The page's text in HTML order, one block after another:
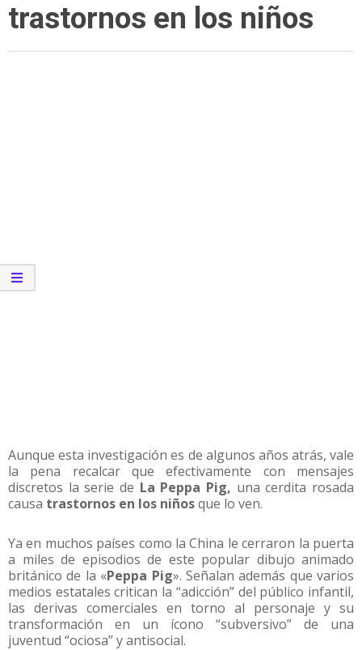
trastornos en los niños
Aunque esta investigación es de algunos años atrás, vale
la pena recalcar que efectivamente con mensajes
discretos la serie de La Peppa Pig, una cerdita rosada
causa trastornos en los niñosque lo ven.
Ya en muchos países como la China le cerraron la puerta
a miles de episodios de este popular dibujo animado
británico de la «Peppa Pig». Señalan además que varios
medios estatales critican la “adicción” del público infantil,
las derivas comerciales en torno al personaje y su
transformación en un ícono “subversivo” de una
juventud “ociosa” y antisocial.